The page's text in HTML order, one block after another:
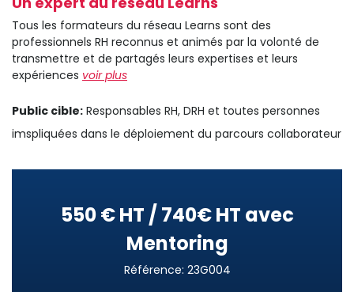
Tous les formateurs du réseau Learns sont des
professionnels RH reconnus et animés par la volonté de
transmettre et de partagés leurs expertises et leurs
expériences voir plus
Public cible: Responsables RH, DRH et toutes personnes
imspliquées dans le déploiement du parcours collaborateur
550 € HT / 740€ HT avec
Mentoring
Référence: 23G004